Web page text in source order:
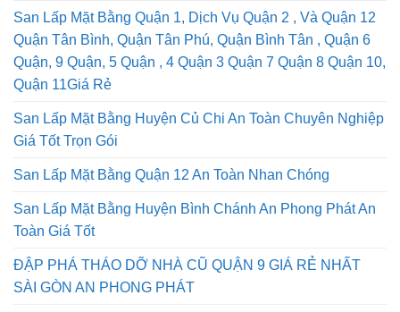
San Lấp Mặt Bằng Quận 1, Dịch Vụ Quận 2 , Và Quận 12
Quận Tân Bình, Quận Tân Phú, Quận Bình Tân , Quận 6
Quận, 9 Quận, 5 Quận , 4 Quận 3 Quận 7 Quận 8 Quận 10,
Quận 11Giá Rẻ
San Lấp Mặt Bằng Huyện Củ Chi An Toàn Chuyên Nghiệp
Giá Tốt Trọn Gói
San Lấp Mặt Bằng Quận 12 An Toàn Nhan Chóng
San Lấp Mặt Bằng Huyện Bình Chánh An Phong Phát An
Toàn Giá Tốt
ĐẬP PHÁ THÁO DỠ NHÀ CŨ QUẬN 9 GIÁ RẺ NHẤT
SÀI GÒN AN PHONG PHÁT